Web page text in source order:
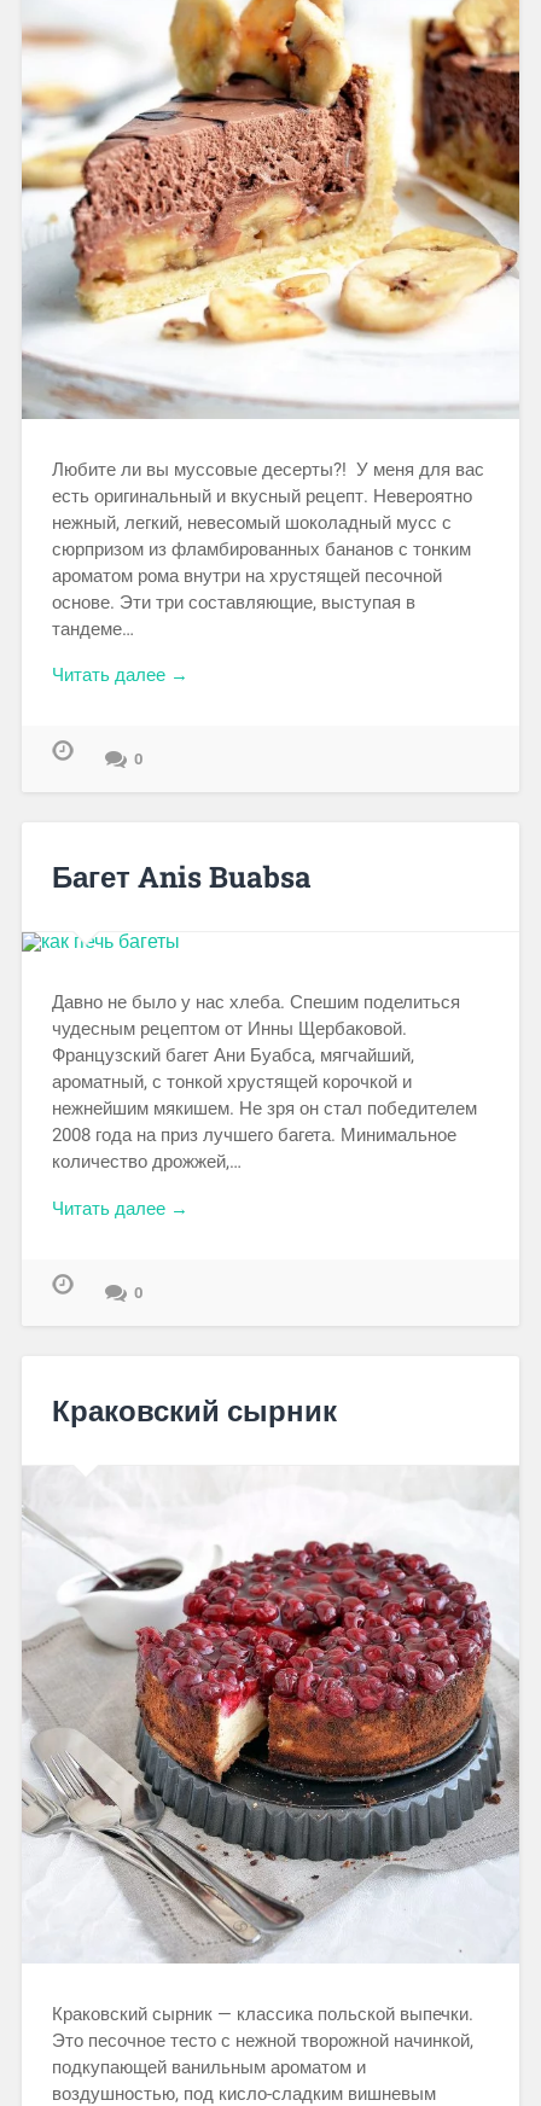
Любите ли вы муссовые десерты?! У меня для вас
есть оригинальный и вкусный рецепт. Невероятно
нежный, легкий, невесомый шоколадный мусс с
сюрпризом из фламбированных бананов с тонким
ароматом рома внутри на хрустящей песочной
основе. Эти три составляющие, выступая в
тандеме…
Читать далее →
0
Багет Anis Buabsa
Давно не было у нас хлеба. Спешим поделиться
чудесным рецептом от Инны Щербаковой.
Французский багет Ани Буабса, мягчайший,
ароматный, с тонкой хрустящей корочкой и
нежнейшим мякишем. Не зря он стал победителем
2008 года на приз лучшего багета. Минимальное
количество дрожжей,…
Читать далее →
0
Краковский сырник
Краковский сырник — классика польской выпечки.
Это песочное тесто с нежной творожной начинкой,
подкупающей ванильным ароматом и
воздушностью, под кисло-сладким вишневым